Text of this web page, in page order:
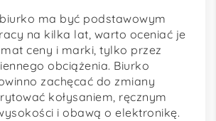
ma być podstawowym
na kilka lat, warto oceniać je
ceny i marki, tylko przez
obciążenia. Biurko
zachęcać do zmiany
kołysaniem, ręcznym
i obawą o elektronikę.